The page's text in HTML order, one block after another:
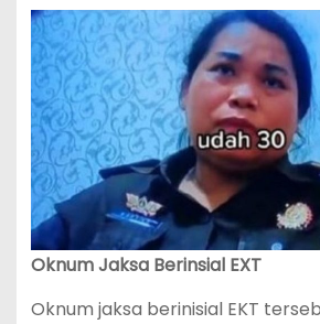
Oknum Jaksa Berinsial EXT
Oknum jaksa berinisial EKT